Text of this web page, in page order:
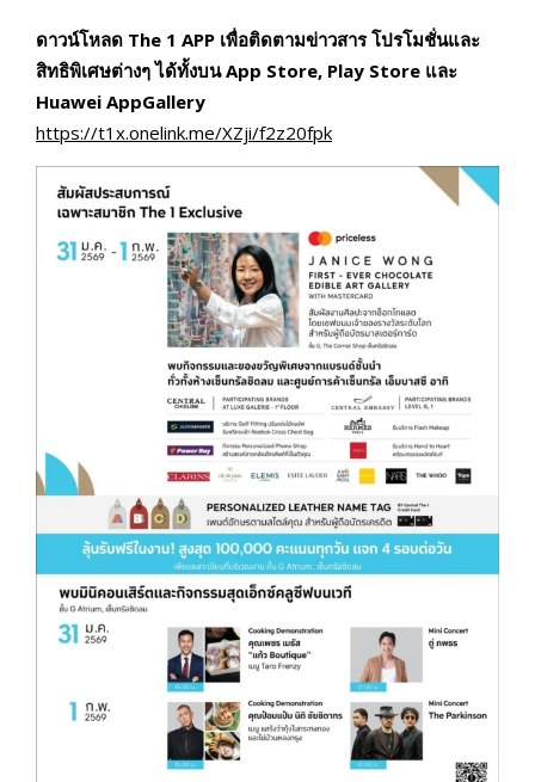
ดาวน์โหลด The 1 APP เพื่อติดตามข่าวสาร โปรโมชั่นและ
สิทธิพิเศษต่างๆ ได้ทั้งบน App Store, Play Store และ
Huawei AppGallery
https://t1x.onelink.me/XZji/f2z20fpk